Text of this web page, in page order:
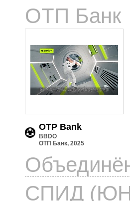
ОТП Банк
OTP Bank
BBDO
ОТП Банк, 2025
СПИД